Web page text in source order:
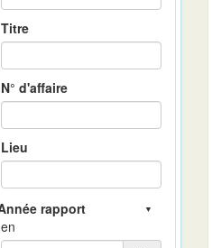
Titre
N° d'affaire
Lieu
en